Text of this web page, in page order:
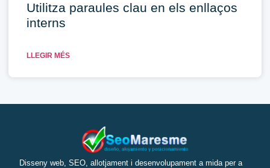
Utilitza paraules clau en els enllaços
interns
LLEGIR MÉS
Disseny web, SEO, allotjament i desenvolupament a mida per a